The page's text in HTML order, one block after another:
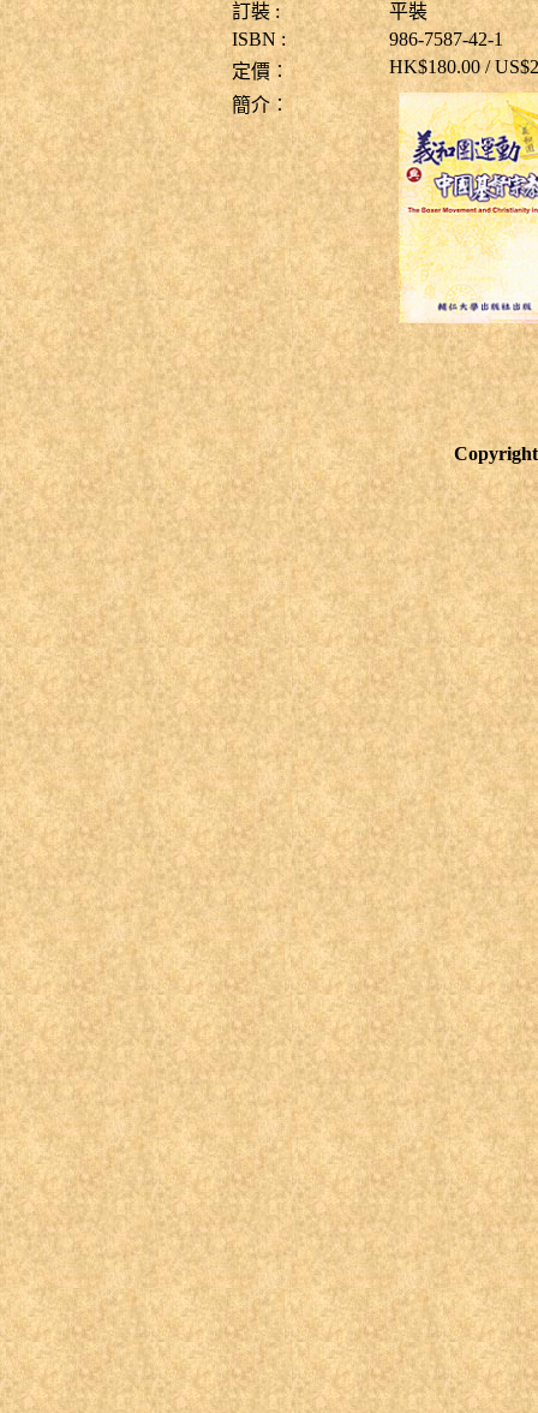
訂裝:
平裝
ISBN :
986-7587-42-1
定價︰
HK$180.00 /
簡介︰